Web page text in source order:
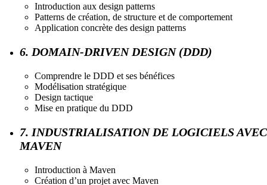
Introduction aux design patterns
Patterns de création, de structure et de comportement
Application concrète des design patterns
6. DOMAIN-DRIVEN DESIGN (DDD)
Comprendre le DDD et ses bénéfices
Modélisation stratégique
Design tactique
Mise en pratique du DDD
7. INDUSTRIALISATION DE LOGICIELS AVEC
MAVEN
Introduction à Maven
Création d’un projet avec Maven